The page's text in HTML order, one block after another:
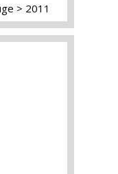
2011